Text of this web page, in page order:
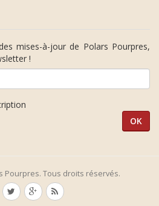
mises-à-jour de Polars Pourpres,
!
Pourpres. Tous droits réservés.